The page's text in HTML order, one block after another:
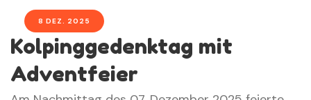
8 DEZ. 2025
Kolpinggedenktag mit
Adventfeier